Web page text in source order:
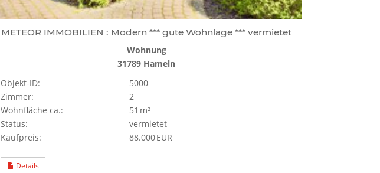
METEOR IMMOBILIEN : Modern *** gute Wohnlage *** vermietet
Wohnung
31789 Hameln
Objekt-ID:
5000
Zimmer:
2
Wohnfläche ca.:
51 m²
Status:
vermietet
Kaufpreis:
88.000 EUR
Details